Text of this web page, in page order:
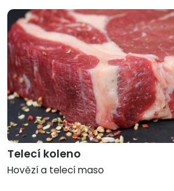
Telecí koleno
Hovězí a telecí maso